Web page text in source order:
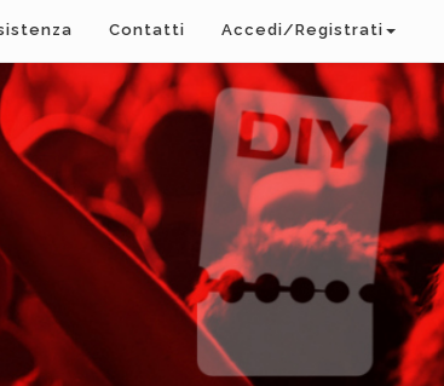
Contatti Accedi/Registrati